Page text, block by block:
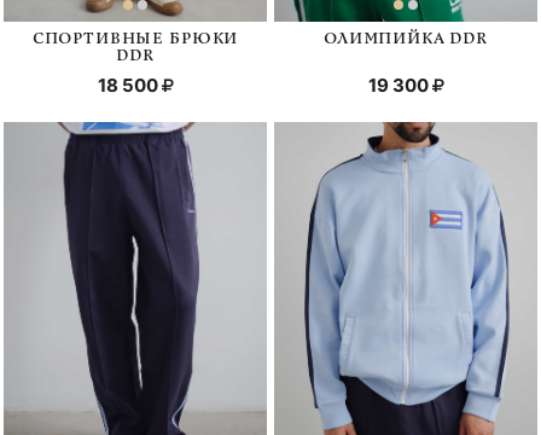
СПОРТИВНЫЕ БРЮКИ
DDR
18 500
ОЛИМПИЙКА DDR
19 300